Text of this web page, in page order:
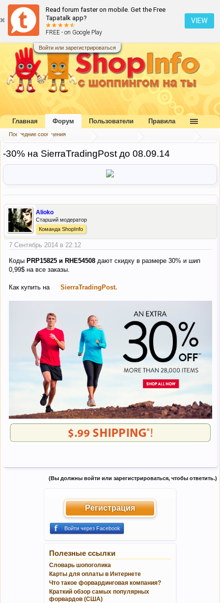
Read forum faster on mobile. Get the Free
Tapatalk app?
FREE - on Google Play
VIEW
Войти или зарегистрироваться
... Форум Наш форум
-30% на SierraTradingPost до 08.09.14
Alioko
Старший модератор
Команда ShopInfo
7 Сентябрь 2014 в 22:12
Коды PRP15825 и RHE54508 дают скидку в размере 30% и шип
0,99$ на все заказы.
Как купить на SierraTradingPost.
(Вы должны войти или зарегистрироваться, чтобы ответить.)
Регистрация
Войти через Facebook
Полезные ссылки
Словарь шопоголика
Карты для оплаты в Интернете
Что такое форвардинговая компания?
Краткий обзор самых популярных
форвардов (США)
Главная Форум
Последние сообщения
Пользователи Правила